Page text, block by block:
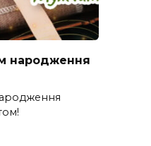
народження